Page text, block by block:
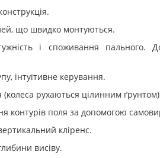
що швидко монтуються.
і споживання пального.
інтуїтивне керування.
рухаються цілинним
контурів поля за допомогою
кліренс.
висіву.